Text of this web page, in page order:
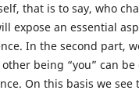
that is to say, who
expose an essential
In the second part,
being “you” can
On this basis we see